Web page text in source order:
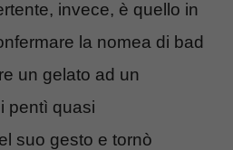
invece, è quello in
la nomea di bad
un gelato ad un
pentì quasi
suo gesto e tornò